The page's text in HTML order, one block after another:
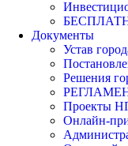
Документы
Устав
Решения
Проекты
Онлайн-